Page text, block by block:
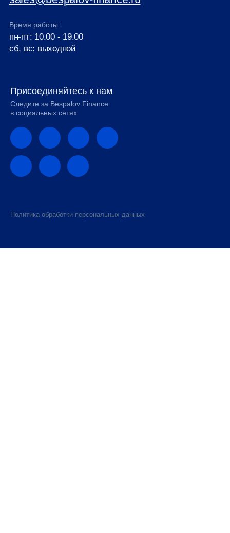
Политика обработки персональных данных
Следите за Bespalov Finance
в социальных сетях
пн-пт: 10.00 - 19.00
сб, вс: выходной
Время работы:
Присоединяйтесь к нам